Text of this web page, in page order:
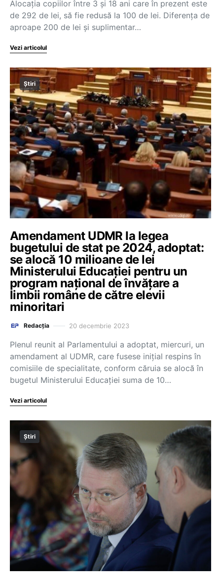
Alocația copiilor între 3 și 18 ani care în prezent este
de 292 de lei, să fie redusă la 100 de lei. Diferența de
aproape 200 de lei și suplimentar…
Vezi articolul
Știri
Amendament UDMR la legea
bugetului de stat pe 2024, adoptat:
se alocă 10 milioane de lei
Ministerului Educaţiei pentru un
program naţional de învăţare a
limbii române de către elevii
minoritari
Redacția 20 decembrie 2023
Plenul reunit al Parlamentului a adoptat, miercuri, un
amendament al UDMR, care fusese iniţial respins în
comisiile de specialitate, conform căruia se alocă în
bugetul Ministerului Educaţiei suma de 10…
Vezi articolul
Știri